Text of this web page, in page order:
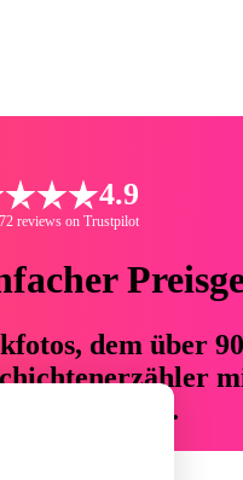
4.9
reviews on Trustpilot
dem über
einsparen.